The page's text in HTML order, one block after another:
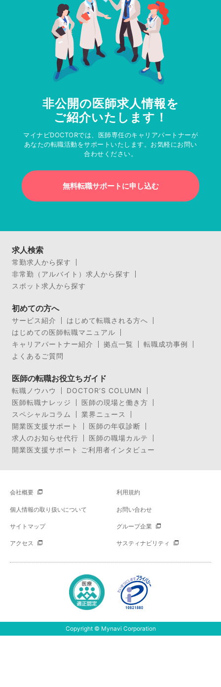
非公開の医師求人情報を
ご紹介いたします！
マイナビDOCTORでは、医師専任のキャリアパートナーが
あなたの転職活動をサポートいたします。お気軽にお問い
合わせください。
無料転職サポートに申し込む
求人検索
常勤求人から探す
非常勤（アルバイト）求人から探す
スポット求人から探す
初めての方へ
サービス紹介
はじめて転職される方へ
はじめての医師転職マニュアル
キャリアパートナー紹介
拠点一覧
転職成功事例
よくあるご質問
医師の転職お役立ちガイド
転職ノウハウ
DOCTOR’S COLUMN
医師転職ナレッジ
医師の現場と働き方
スペシャルコラム
業界ニュース
開業医支援サポート
医師の年収診断
求人のお知らせ代行
医師の職場カルテ
開業医支援サポート ご利用者インタビュー
会社概要 利用規約
個人情報の取り扱いについて お問い合わせ
サイトマップ グループ企業
アクセス サスティナビリティ
Copyright © Mynavi Corporation